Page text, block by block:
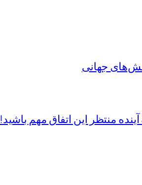
جهانی
منتظر این اتفاق مهم باشید!